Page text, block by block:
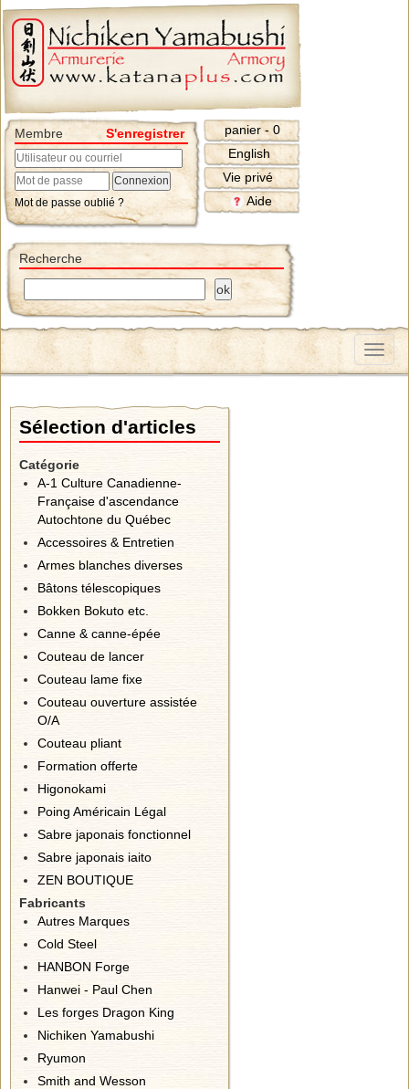
Membre S'enregistrer
Mot de passe oublié ?
panier - 0
English
Vie privé
Aide
Recherche
Menu
Sélection d'articles
Catégorie
A-1 Culture Canadienne-
Française d'ascendance
Autochtone du Québec
Accessoires & Entretien
Armes blanches diverses
Bâtons télescopiques
Bokken Bokuto etc.
Canne & canne-épée
Couteau de lancer
Couteau lame fixe
Couteau ouverture assistée
O/A
Couteau pliant
Formation offerte
Higonokami
Poing Américain Légal
Sabre japonais fonctionnel
Sabre japonais iaito
ZEN BOUTIQUE
Fabricants
Autres Marques
Cold Steel
HANBON Forge
Hanwei - Paul Chen
Les forges Dragon King
Nichiken Yamabushi
Ryumon
Smith and Wesson